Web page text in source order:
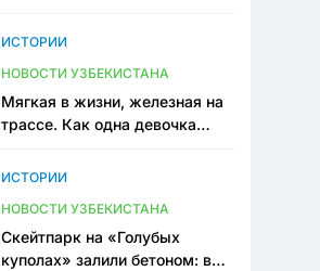
ИСТОРИИ
НОВОСТИ УЗБЕКИСТАНА
Мягкая в жизни, железная на
трассе. Как одна девочка
Узбекистане
ИСТОРИИ
НОВОСТИ УЗБЕКИСТАНА
Скейтпарк на «Голубых
куполах» залили бетоном: в